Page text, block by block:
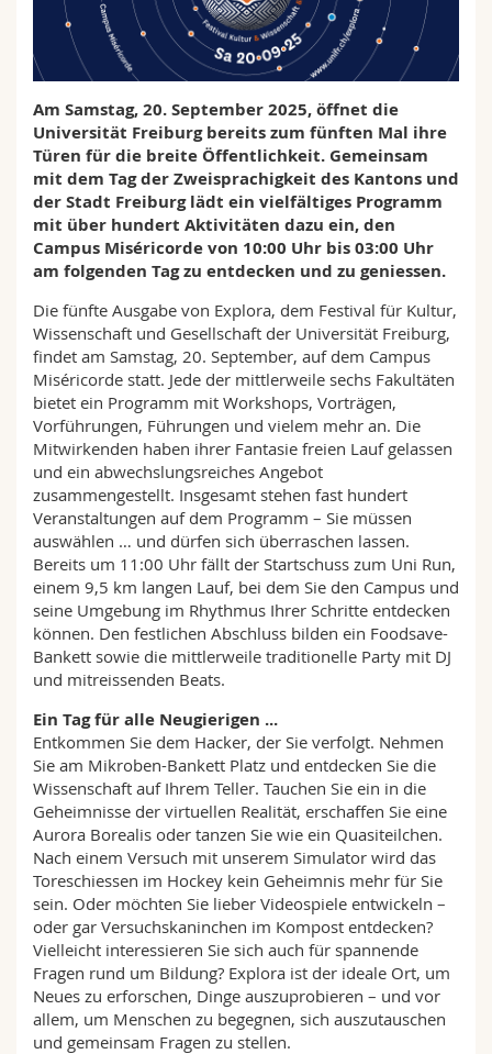
Math.-Nat. und Med. Fak.
Interfakultär
Mitarbeitende
Doktorierende
Webmail
Vorlesungsverzeichnis
MyUnifr
Am Samstag, 20. September 2025, öffnet die
Universität Freiburg bereits zum fünften Mal ihre
Türen für die breite Öffentlichkeit. Gemeinsam
mit dem Tag der Zweisprachigkeit des Kantons und
der Stadt Freiburg lädt ein vielfältiges Programm
mit über hundert Aktivitäten dazu ein, den
Campus Miséricorde von 10:00 Uhr bis 03:00 Uhr
am folgenden Tag zu entdecken und zu geniessen.
Die fünfte Ausgabe von Explora, dem Festival für Kultur,
Wissenschaft und Gesellschaft der Universität Freiburg,
findet am Samstag, 20. September, auf dem Campus
Miséricorde statt. Jede der mittlerweile sechs Fakultäten
bietet ein Programm mit Workshops, Vorträgen,
Vorführungen, Führungen und vielem mehr an. Die
Mitwirkenden haben ihrer Fantasie freien Lauf gelassen
und ein abwechslungsreiches Angebot
zusammengestellt. Insgesamt stehen fast hundert
Veranstaltungen auf dem Programm – Sie müssen
auswählen … und dürfen sich überraschen lassen.
Bereits um 11:00 Uhr fällt der Startschuss zum Uni Run,
einem 9,5 km langen Lauf, bei dem Sie den Campus und
seine Umgebung im Rhythmus Ihrer Schritte entdecken
können. Den festlichen Abschluss bilden ein Foodsave-
Bankett sowie die mittlerweile traditionelle Party mit DJ
und mitreissenden Beats.
Ein Tag für alle Neugierigen ...
Entkommen Sie dem Hacker, der Sie verfolgt. Nehmen
Sie am Mikroben-Bankett Platz und entdecken Sie die
Wissenschaft auf Ihrem Teller. Tauchen Sie ein in die
Geheimnisse der virtuellen Realität, erschaffen Sie eine
Aurora Borealis oder tanzen Sie wie ein Quasiteilchen.
Nach einem Versuch mit unserem Simulator wird das
Toreschiessen im Hockey kein Geheimnis mehr für Sie
sein. Oder möchten Sie lieber Videospiele entwickeln –
oder gar Versuchskaninchen im Kompost entdecken?
Vielleicht interessieren Sie sich auch für spannende
Fragen rund um Bildung? Explora ist der ideale Ort, um
Neues zu erforschen, Dinge auszuprobieren – und vor
allem, um Menschen zu begegnen, sich auszutauschen
und gemeinsam Fragen zu stellen.